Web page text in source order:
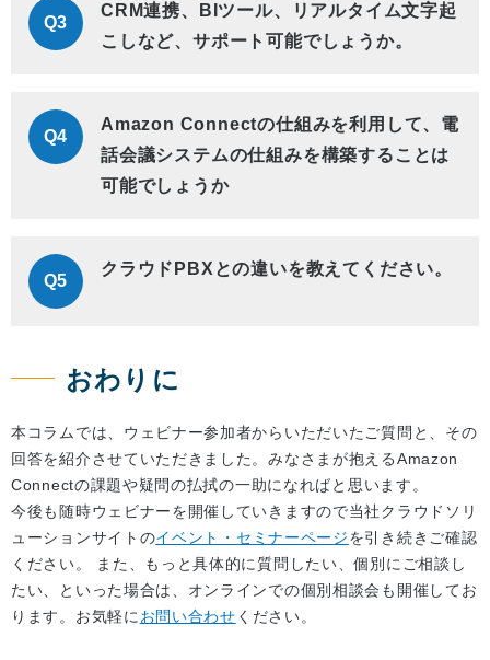
Q3
CRM連携、BIツール、リアルタイム文字起
こしなど、サポート可能でしょうか。
Q4
Amazon Connectの仕組みを利用して、電
話会議システムの仕組みを構築することは
可能でしょうか
Q5
クラウドPBXとの違いを教えてください。
おわりに
本コラムでは、ウェビナー参加者からいただいたご質問と、その
回答を紹介させていただきました。みなさまが抱えるAmazon
Connectの課題や疑問の払拭の一助になればと思います。
今後も随時ウェビナーを開催していきますので当社クラウドソリ
ューションサイトのイベント・セミナーページを引き続きご確認
ください。 また、もっと具体的に質問したい、個別にご相談し
たい、といった場合は、オンラインでの個別相談会も開催してお
ります。お気軽に お問い合わせ ください。